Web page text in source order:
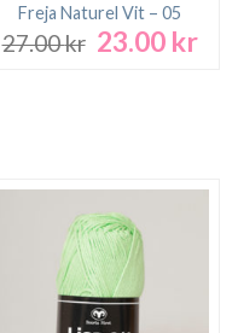
Freja Naturel Vit – 05
27.00kr Det
ursprungliga
23.00 krDet